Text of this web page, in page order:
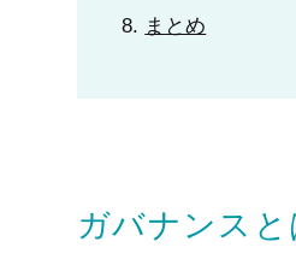
まとめ
ガバナンス